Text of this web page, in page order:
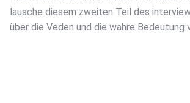
lausche diesem zweiten Teil des
über die Veden und die wahre Bedeutung